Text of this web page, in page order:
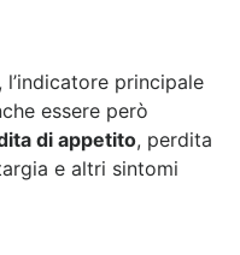
principale
essere però
di appetito, perdita
e altri sintomi